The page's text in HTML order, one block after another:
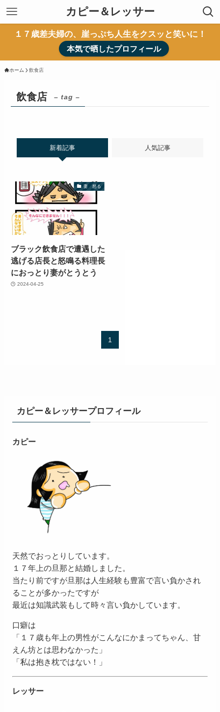
カピー＆レッサー
１７歳差夫婦の、崖っぷち人生をクスッと笑いに！
本気で晒したプロフィール
ホーム 飲食店
飲食店 – tag –
新着記事 人気記事
妻 怒る
ブラック飲食店で遭遇した
逃げる店長と怒鳴る料理長
におっとり妻がとうとう
2024-04-25
1
カピー＆レッサープロフィール
カピー
天然でおっとりしています。
１７年上の旦那と結婚しました。
当たり前ですが旦那は人生経験も豊富で言い負かされ
ることが多かったですが
最近は知識武装もして時々言い負かしています。
口癖は
「１７歳も年上の男性がこんなにかまってちゃん、甘
えん坊とは思わなかった」
「私は抱き枕ではない！」
レッサー